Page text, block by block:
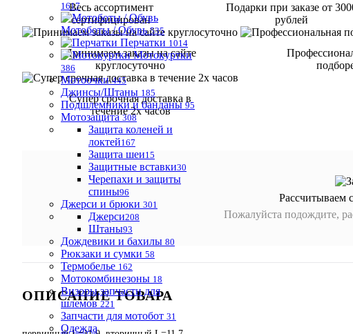
1617
Мотоботы / Обувь 535
Перчатки 1014
Мотокуртки
386
Мотоочки 445
Джинсы/Штаны 185
Подшлемники и банданы 95
Мотозащита 308
Защита коленей и
локтей167
Защита шеи15
Защитные вставки30
Черепахи и защиты
спины96
Джерси и брюки 301
Джерси208
Штаны93
Дождевики и бахилы 80
Рюкзаки и сумки 58
Термобелье 162
Мотокомбинезоны 18
Визоры,запчасти для
шлемов 221
Запчасти для мотобот 31
Одежда
Весь ассортимент
сертифицирован
Подарки при заказе от
рублей
Принимаем заказы на сайте
круглосуточно
Супер срочная доставка в
течение 2х часов
Рассчитываем
Пожалуйста подождите,
ОПИСАНИЕ ТОВАРА